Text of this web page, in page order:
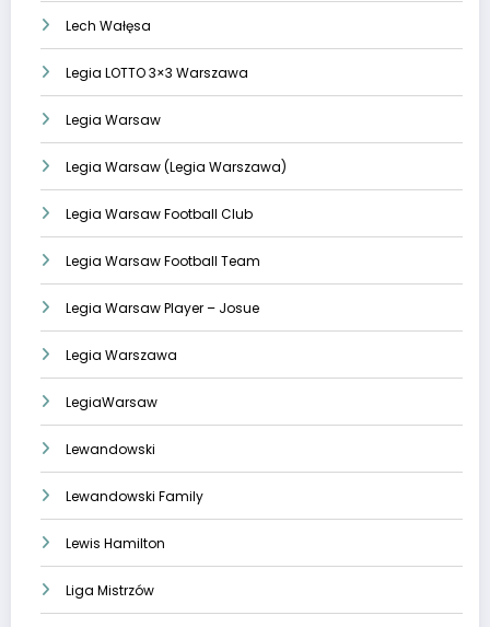
Lech Wałęsa
Legia LOTTO 3×3 Warszawa
Legia Warsaw
Legia Warsaw (Legia Warszawa)
Legia Warsaw Football Club
Legia Warsaw Football Team
Legia Warsaw Player – Josue
Legia Warszawa
LegiaWarsaw
Lewandowski
Lewandowski Family
Lewis Hamilton
Liga Mistrzów